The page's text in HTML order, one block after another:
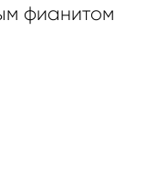
фианитом